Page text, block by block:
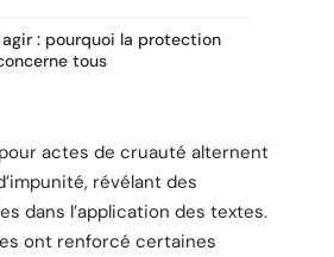
: pourquoi la protection
tous
actes de cruauté alternent
révélant des
dans l’application des textes.
ont renforcé certaines